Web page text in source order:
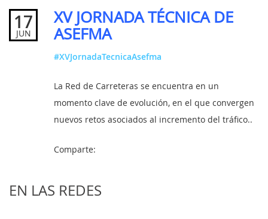
17
JUN
XV JORNADA TÉCNICA DE
ASEFMA
#XVJornadaTecnicaAsefma
La Red de Carreteras se encuentra en un
momento clave de evolución, en el que convergen
nuevos retos asociados al incremento del tráfico..
Comparte:
EN LAS REDES